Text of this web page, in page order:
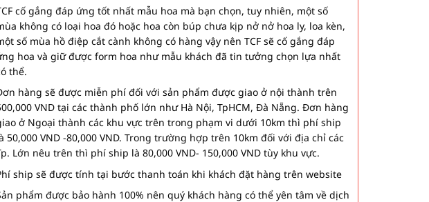
cố gắng đáp ứng tốt nhất mẫu hoa mà bạn chọn, tuy nhiên, một số
không có loại hoa đó hoặc hoa còn búp chưa kịp nở nở hoa ly, loa kèn,
số mùa hồ điệp cắt cành không có hàng vậy nên TCF sẽ cố gắng đáp
hoa và giữ được form hoa như mẫu khách đã tin tưởng chọn lựa nhất
thể.
hàng sẽ được miễn phí đối với sản phẩm được giao ở nội thành trên
VND tại các thành phố lớn như Hà Nội, TpHCM, Đà Nẵng. Đơn hàng
ở Ngoại thành các khu vực trên trong phạm vi dưới 10km thì phí ship
50,000 VND -80,000 VND. Trong trường hợp trên 10km đối với địa chỉ các
Lớn nêu trên thì phí ship là 80,000 VND- 150,000 VND tùy khu vực.
ship sẽ được tính tại bước thanh toán khi khách đặt hàng trên website
phẩm được bảo hành 100% nên quý khách hàng có thể yên tâm về dịch